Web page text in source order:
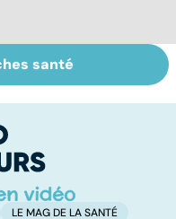
ses
pour
plat
santé
LE MAG DE LA SANTÉ